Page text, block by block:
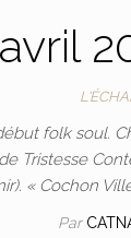
folk soul.
Tristesse
« Cochon
Par